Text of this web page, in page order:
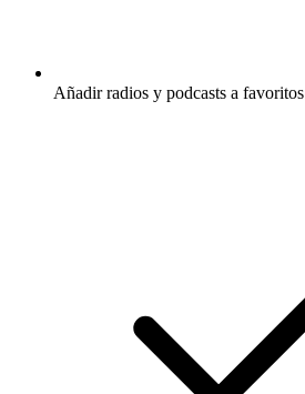
Añadir radios y podcasts a favoritos